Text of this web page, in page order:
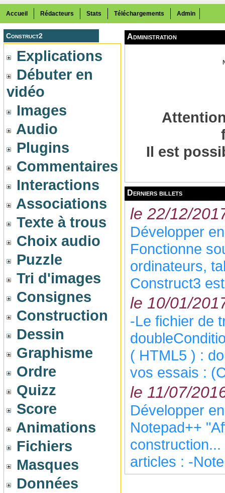
Admin
Accueil Rédacteurs Stats Téléchargements
Construct2
Explications
Débuter en
vidéo
Images
Audio
Plugins
Commentaires
Interactions
Associations
Texte à trous
Choix audio
Puzzle
Tri d'images
Consignes
Construction
Dessin
Graphisme
Ordre
Quizz
Score
Animations
Fichiers
Masques
Données
Administration
Il est
Derniers billets
le 22/12/
Développer
Fonctionne
ordinateurs,
Construct3
le 10/01/
-Le fichier de
( HTML5 ) :
vos essais :
le 11/07/
Développer
Notepad++
articles : -